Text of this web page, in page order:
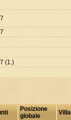
(1.)
Posizione
globale